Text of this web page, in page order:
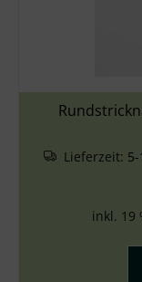
Lieferzeit:
inkl. 19